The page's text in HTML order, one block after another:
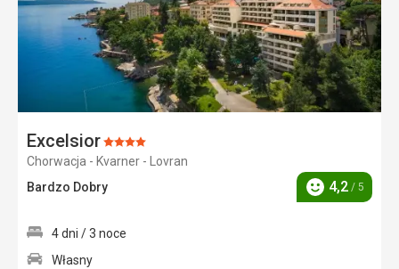
ExcelsiorOcena:
4/5
Chorwacja - Kvarner - Lovran
Bardzo Dobry
Ocena
4,2 / 5
4 dni / 3 noce
Własny